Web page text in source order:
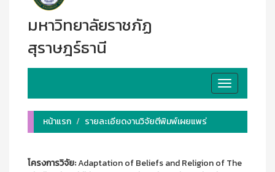
มหาวิทยาลัยราชภัฏ
สุราษฎร์ธานี
Toggle
navigation
หน้าแรก
รายละเอียดงานวิจัยตีพิมพ์เผยแพร่
โครงการวิจัย:Adaptation of Beliefs and Religion of The